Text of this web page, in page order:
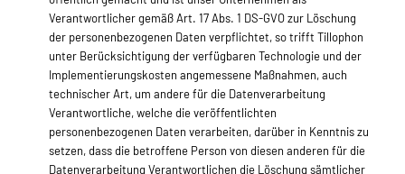
Verantwortlicher gemäß Art. 17 Abs. 1 DS-GVO zur Löschung
der personenbezogenen Daten verpflichtet, so trifft Tillophon
unter Berücksichtigung der verfügbaren Technologie und der
Implementierungskosten angemessene Maßnahmen, auch
technischer Art, um andere für die Datenverarbeitung
Verantwortliche, welche die veröffentlichten
personenbezogenen Daten verarbeiten, darüber in Kenntnis zu
setzen, dass die betroffene Person von diesen anderen für die
Datenverarbeitung Verantwortlichen die Löschung sämtlicher